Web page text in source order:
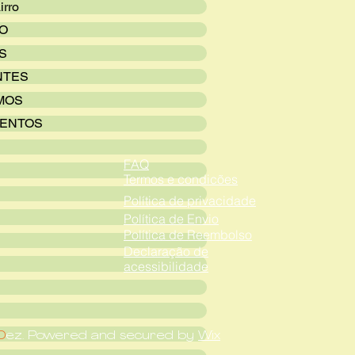
FAQ
Termos e condicões
Política de privacidade
Política de Envio
Política de Reembolso
Declaração de
acessibilidade
ez. Powered and secured by Wix